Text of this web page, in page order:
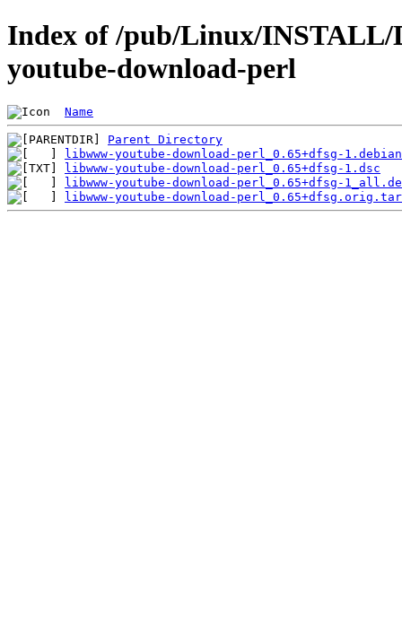
Index of /pub/Linux/
youtube-download-perl
Name
Parent Directory
libwww-youtube-download-perl_0.65+dfsg-
libwww-youtube-download-perl_0.65+dfsg-1.dsc
libwww-youtube-download-perl_0.65+dfsg-
libwww-youtube-download-